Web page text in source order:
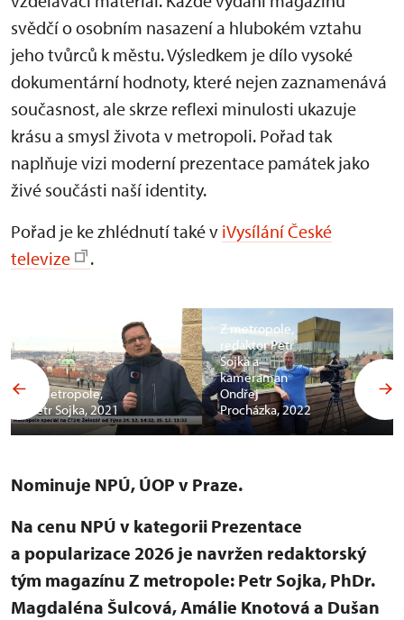
svědčí o osobním nasazení a hlubokém vztahu
jeho tvůrců k městu. Výsledkem je dílo vysoké
dokumentární hodnoty, které nejen zaznamenává
současnost, ale skrze reflexi minulosti ukazuje
krásu a smysl života v metropoli. Pořad tak
naplňuje vizi moderní prezentace památek jako
živé součásti naší identity.
Pořad je ke zhlédnutí také v iVysílání České
televize
.
Z metropole,
Petr Sojka, 2021
Z metropole,
redaktor Petr
Sojka a
kameraman
Ondřej
Procházka, 2022
Nominuje NPÚ, ÚOP v Praze.
Na cenu NPÚ v kategorii Prezentace
a popularizace 2026 je navržen redaktorský
tým magazínu Z metropole: Petr Sojka, PhDr.
Magdaléna Šulcová, Amálie Knotová a Dušan